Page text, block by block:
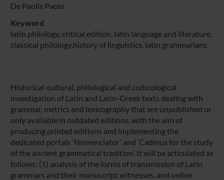
De Paolis Paolo
Keyword
latin philology, critical edition, latin language and literature,
classical philology,history of linguistics, latin grammarians
Historical-cultural, philological and codicological
investigation of Latin and Latin-Greek texts dealing with
grammar, metrics and lexicography that are unpublished or
only available in outdated editions, with the aim of
producing printed editions and implementing the
dedicated portals 'Nomenclator' and ‘Cadmus for the study
of the ancient grammatical tradition’. It will be articulated as
follows: (1) analysis of the forms of transmission of Latin
grammars and their manuscript witnesses, and online